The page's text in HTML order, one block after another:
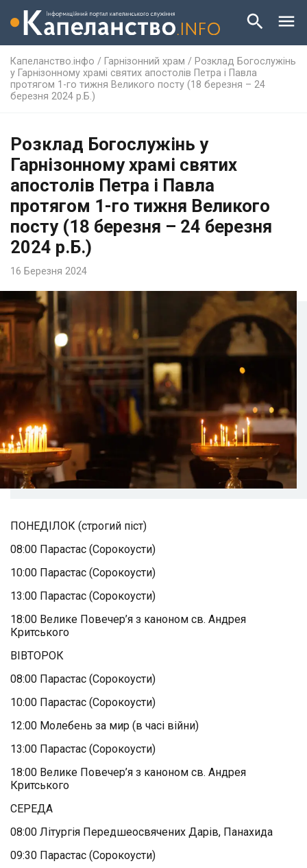
Капеланство.інфо / Гарнізонний храм / Розклад Богослужінь
у Гарнізонному храмі святих апостолів Петра і Павла
протягом 1-го тижня Великого посту (18 березня – 24
березня 2024 р.Б.)
Розклад Богослужінь у
Гарнізонному храмі святих
апостолів Петра і Павла
протягом 1-го тижня Великого
посту (18 березня – 24 березня
2024 р.Б.)
16 Березня 2024
ПОНЕДІЛОК (строгий піст)
08:00 Парастас (Сорокоусти)
10:00 Парастас (Сорокоусти)
13:00 Парастас (Сорокоусти)
18:00 Велике Повечер’я з каноном св. Андрея
Критського
ВІВТОРОК
08:00 Парастас (Сорокоусти)
10:00 Парастас (Сорокоусти)
12:00 Молебень за мир (в часі війни)
13:00 Парастас (Сорокоусти)
18:00 Велике Повечер’я з каноном св. Андрея
Критського
СЕРЕДА
08:00 Літургія Передшеосвячених Дарів, Панахида
09:30 Парастас (Сорокоусти)